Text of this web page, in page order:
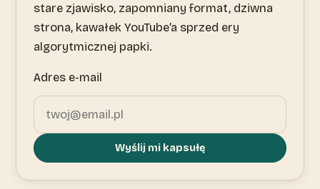
stare zjawisko, zapomniany format, dziwna
strona, kawałek YouTube’a sprzed ery
algorytmicznej papki.
Adres e-mail
Wyślij mi kapsułę